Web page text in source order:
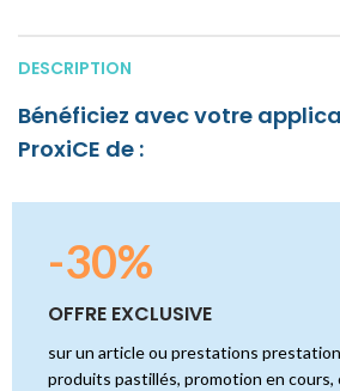
DESCRIPTION
Bénéficiez avec votre
ProxiCE de :
-30%
OFFRE EXCLUSIVE
sur un article ou prestations
produits pastillés, promotion en cours,